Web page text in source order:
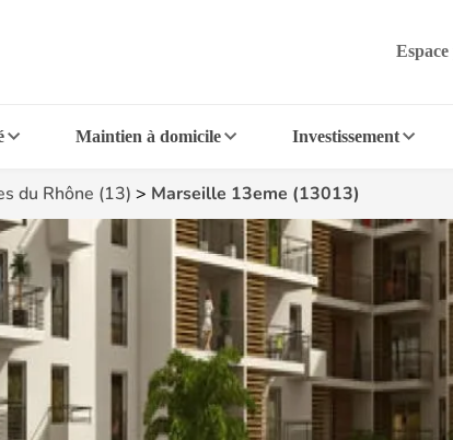
Maintien à domicile Investissement
du Rhône (13) > Marseille 13eme (13013)